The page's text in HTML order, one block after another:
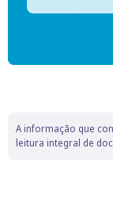
A informação que
leitura integral de